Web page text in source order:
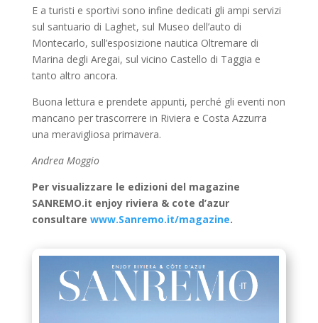
E a turisti e sportivi sono infine dedicati gli ampi servizi
sul santuario di Laghet, sul Museo dell’auto di
Montecarlo, sull’esposizione nautica Oltremare di
Marina degli Aregai, sul vicino Castello di Taggia e
tanto altro ancora.
Buona lettura e prendete appunti, perché gli eventi non
mancano per trascorrere in Riviera e Costa Azzurra
una meravigliosa primavera.
Andrea Moggio
Per visualizzare le edizioni del magazine
SANREMO.it enjoy riviera & cote d’azur
consultare www.Sanremo.it/magazine.